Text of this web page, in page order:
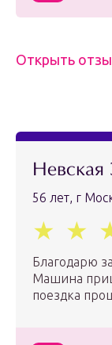
Открыть
Невская
56 лет, г
Благодарю
Машина
поездка